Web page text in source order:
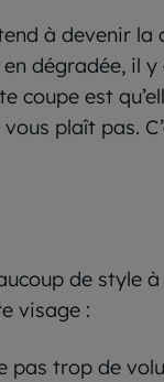
à devenir
dégradée, il
coupe est
plaît pas.
de style à
visage :
pas trop de